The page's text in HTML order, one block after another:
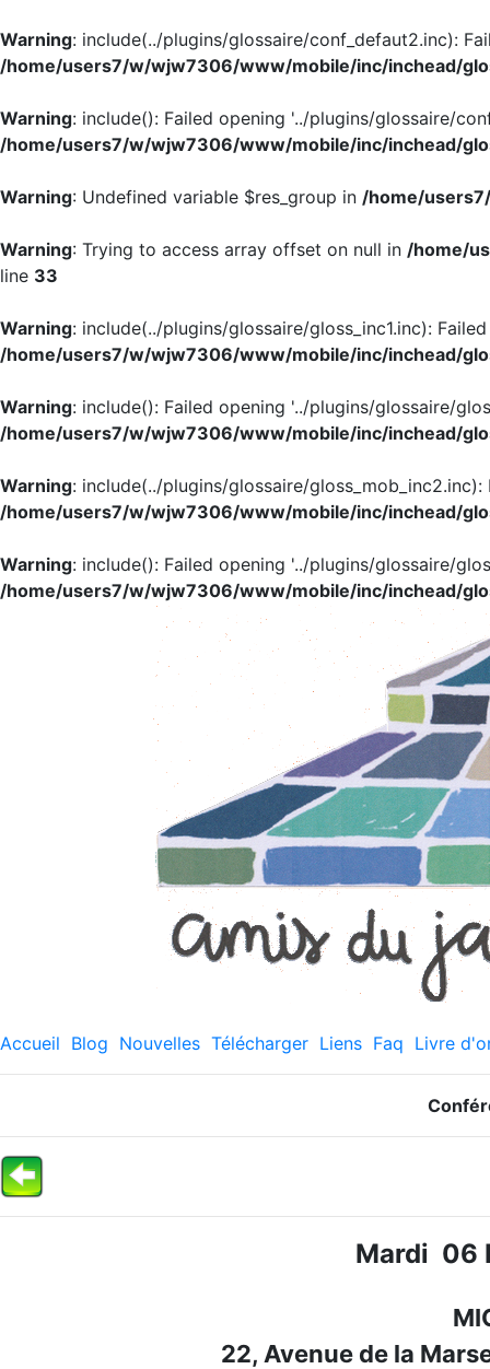
Warning: include(../plugins/glossaire/conf_defaut2.inc):
/home/users7/w/wjw7306/www/mobile/inc/inchead/
Warning: include(): Failed opening '../plugins/glossaire/
/home/users7/w/wjw7306/www/mobile/inc/inchead/
Warning: Undefined variable $res_group in /home/
Warning: Trying to access array offset on null in /home/
line 33
Warning: include(../plugins/glossaire/gloss_inc1.inc):
/home/users7/w/wjw7306/www/mobile/inc/inchead/
Warning: include(): Failed opening '../plugins/glossaire/
/home/users7/w/wjw7306/www/mobile/inc/inchead/
Warning: include(../plugins/glossaire/
/home/users7/w/wjw7306/www/mobile/inc/inchead/
Warning: include(): Failed opening '../plugins/glossaire/
/home/users7/w/wjw7306/www/mobile/inc/inchead/
Accueil Blog Nouvelles Télécharger Liens Faq Livre
Mardi 06
22, Avenue de la